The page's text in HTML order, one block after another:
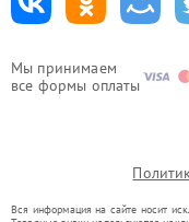
Мы принимаем
все формы оплаты
Вся информация на сайте носит